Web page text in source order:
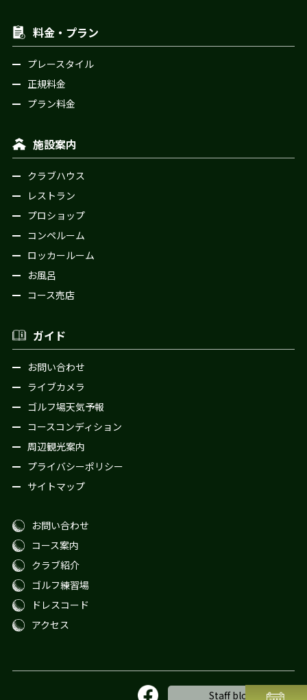
料金・プラン
プレースタイル
正規料金
プラン料金
施設案内
クラブハウス
レストラン
プロショップ
コンペルーム
ロッカールーム
お風呂
コース売店
ガイド
お問い合わせ
ライブカメラ
ゴルフ場天気予報
コースコンディション
周辺観光案内
プライバシーポリシー
サイトマップ
お問い合わせ
コース案内
クラブ紹介
ゴルフ練習場
ドレスコード
アクセス
Staff blog